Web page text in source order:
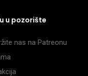
u pozorište
nas na Patreonu